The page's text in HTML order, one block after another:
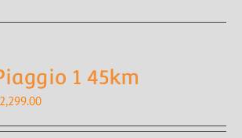
1 45km
2,299.00